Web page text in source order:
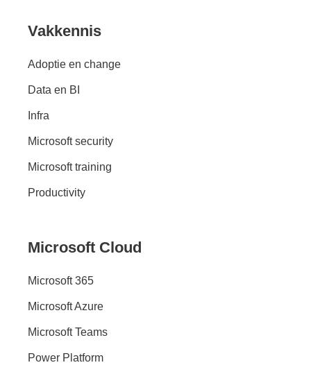
Vakkennis
Adoptie en change
Data en BI
Infra
Microsoft security
Microsoft training
Productivity
Microsoft Cloud
Microsoft 365
Microsoft Azure
Microsoft Teams
Power Platform